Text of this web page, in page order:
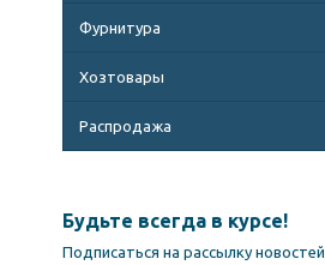
Фурнитура
Хозтовары
Распродажа
Будьте всегда в курсе!
Подписаться на рассылку новостей